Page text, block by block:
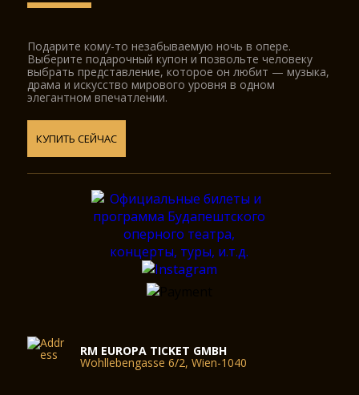
Подарите кому-то незабываемую ночь в опере.
Выберите подарочный купон и позвольте человеку
выбрать представление, которое он любит — музыка,
драма и искусство мирового уровня в одном
элегантном впечатлении.
КУПИТЬ СЕЙЧАС
RM EUROPA TICKET GMBH
Wohllebengasse 6/2, Wien-1040